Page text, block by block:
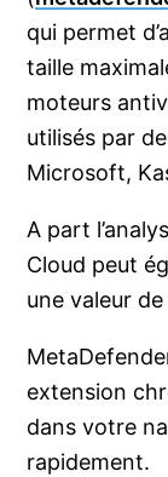
qui permet
taille
moteurs
utilisés par
Microsoft,
A part
Cloud peut
une valeur
extension
dans votre
rapidement.